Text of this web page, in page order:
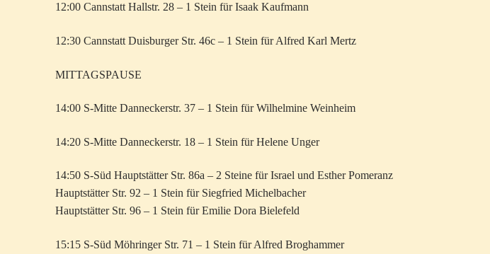
12:00 Cannstatt Hallstr. 28 – 1 Stein für Isaak Kaufmann
12:30 Cannstatt Duisburger Str. 46c – 1 Stein für Alfred Karl Mertz
MITTAGSPAUSE
14:00 S-Mitte Danneckerstr. 37 – 1 Stein für Wilhelmine Weinheim
14:20 S-Mitte Danneckerstr. 18 – 1 Stein für Helene Unger
14:50 S-Süd Hauptstätter Str. 86a – 2 Steine für Israel und Esther Pomeranz
Hauptstätter Str. 92 – 1 Stein für Siegfried Michelbacher
Hauptstätter Str. 96 – 1 Stein für Emilie Dora Bielefeld
15:15 S-Süd Möhringer Str. 71 – 1 Stein für Alfred Broghammer